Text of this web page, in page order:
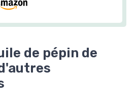
de pépin de